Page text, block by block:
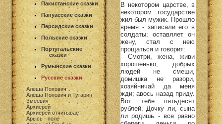
Пакистанские сказки
Папуасские сказки
Персидские сказки
Польские сказки
Португальские
сказки
Румынские сказки
Русские сказки
Алеша Попович
Алёша Попович и Тугарин
Змеевич
Архиерей
Архиерей отчитывает
Арысь - поле
В некотором царстве, в
некотором государстве
жил-был мужик. Прошло
время - записали его в
солдаты; оставляет он
жену, стал с нею
прощаться и говорит:
- Смотри, жена, живи
хорошенько, добрых
людей не смеши,
домишка не разори,
хозяйничай да меня
жди; авось назад приду.
Вот тебе пятьдесят
рублей. Дочку ли, сына
ли родишь - все равно